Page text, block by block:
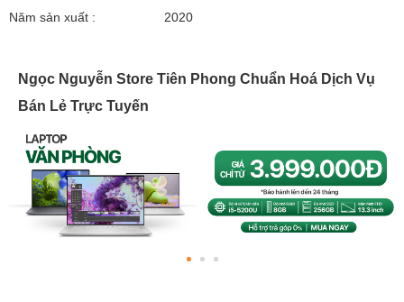
Năm sản xuất : 2020
Ngọc Nguyễn Store Tiên Phong Chuẩn Hoá Dịch Vụ
Bán Lẻ Trực Tuyến